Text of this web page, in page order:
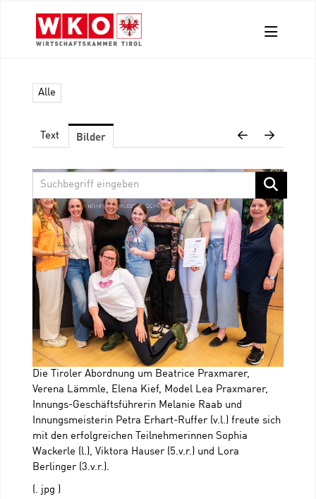
Pressefotos
Kontakt
Alle
Text Bilder
Die Tiroler Abordnung um Beatrice Praxmarer,
Verena Lämmle, Elena Kief, Model Lea Praxmarer,
Innungs-Geschäftsführerin Melanie Raab und
Innungsmeisterin Petra Erhart-Ruffer (v.l.) freute sich
mit den erfolgreichen Teilnehmerinnen Sophia
Wackerle (l.), Viktora Hauser (5.v.r.) und Lora
Berlinger (3.v.r.).
(. jpg )